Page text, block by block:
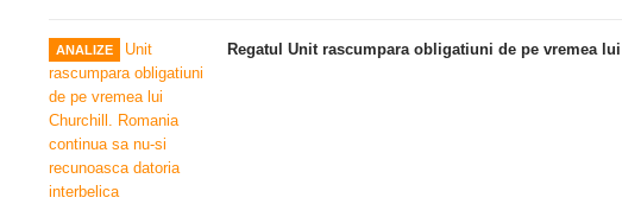
ANALIZE Regatul Unit rascumpara obligatiuni de pe vremea